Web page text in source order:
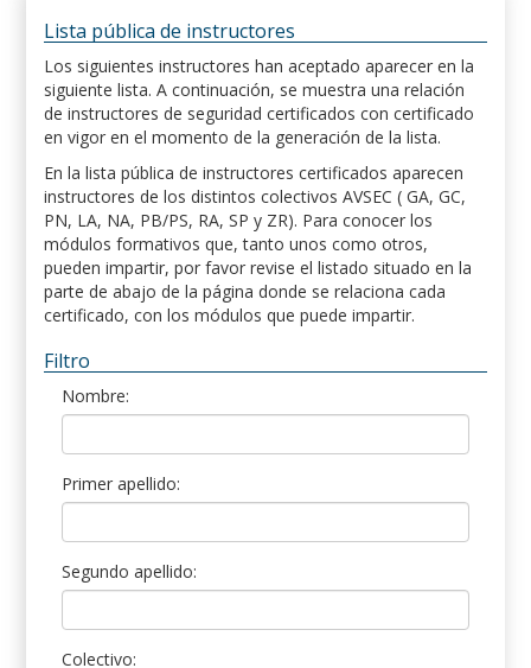
Lista pública de instructores
Los siguientes instructores han aceptado aparecer en la
siguiente lista. A continuación, se muestra una relación
de instructores de seguridad certificados con certificado
en vigor en el momento de la generación de la lista.
En la lista pública de instructores certificados aparecen
instructores de los distintos colectivos AVSEC ( GA, GC,
PN, LA, NA, PB/PS, RA, SP y ZR). Para conocer los
módulos formativos que, tanto unos como otros,
pueden impartir, por favor revise el listado situado en la
parte de abajo de la página donde se relaciona cada
certificado, con los módulos que puede impartir.
Filtro
Nombre:
Primer apellido:
Segundo apellido:
Colectivo: